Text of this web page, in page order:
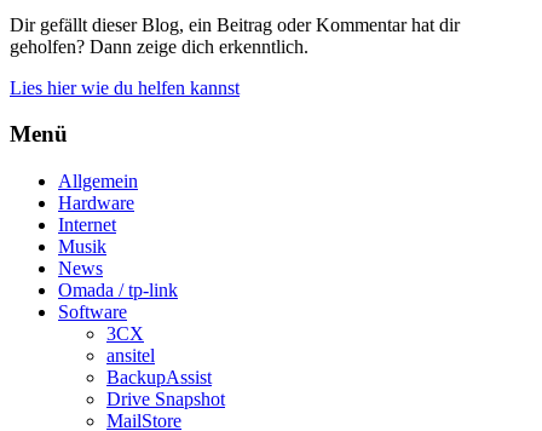
Dir gefällt dieser Blog, ein Beitrag oder Kommentar hat dir
geholfen? Dann zeige dich erkenntlich.
Lies hier wie du helfen kannst
Menü
Allgemein
Hardware
Internet
Musik
News
Omada / tp-link
Software
3CX
ansitel
BackupAssist
Drive Snapshot
MailStore